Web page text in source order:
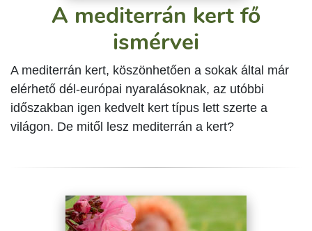
A mediterrán kert fő
ismérvei
A mediterrán kert, köszönhetően a sokak által már
elérhető dél-európai nyaralásoknak, az utóbbi
időszakban igen kedvelt kert típus lett szerte a
világon. De mitől lesz mediterrán a kert?